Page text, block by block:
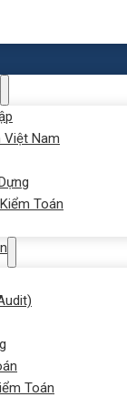
Việt Nam
Toán
Toán